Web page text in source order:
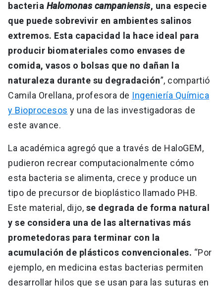
bacteria Halomonas campaniensis, una especie
que puede sobrevivir en ambientes salinos
extremos. Esta capacidad la hace ideal para
producir biomateriales como envases de
comida, vasos o bolsas que no dañan la
naturaleza durante su degradación”, compartió
Camila Orellana, profesora de Ingeniería Química
y Bioprocesos y una de las investigadoras de
este avance.
La académica agregó que a través de HaloGEM,
pudieron recrear computacionalmente cómo
esta bacteria se alimenta, crece y produce un
tipo de precursor de bioplástico llamado PHB.
Este material, dijo, se degrada de forma natural
y se considera una de las alternativas más
prometedoras para terminar con la
acumulación de plásticos convencionales. “Por
ejemplo, en medicina estas bacterias permiten
desarrollar hilos que se usan para las suturas en